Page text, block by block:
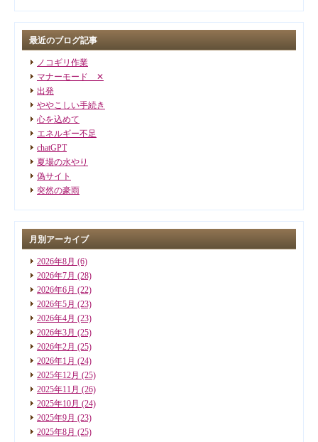
最近のブログ記事
ノコギリ作業
マナーモード ✕
出発
ややこしい手続き
心を込めて
エネルギー不足
chatGPT
夏場の水やり
偽サイト
突然の豪雨
月別アーカイブ
2026年8月 (6)
2026年7月 (28)
2026年6月 (22)
2026年5月 (23)
2026年4月 (23)
2026年3月 (25)
2026年2月 (25)
2026年1月 (24)
2025年12月 (25)
2025年11月 (26)
2025年10月 (24)
2025年9月 (23)
2025年8月 (25)